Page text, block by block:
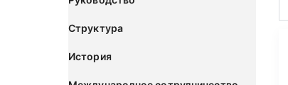
Структура
История